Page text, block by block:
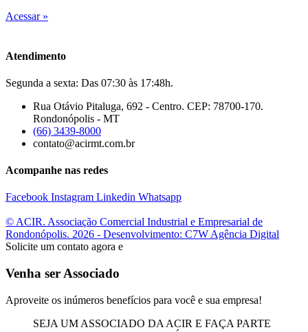
Acessar »
Atendimento
Segunda a sexta: Das 07:30 às 17:48h.
Rua Otávio Pitaluga, 692 - Centro. CEP: 78700-170.
Rondonópolis - MT
(66) 3439-8000
contato@acirmt.com.br
Acompanhe nas redes
Facebook Instagram Linkedin Whatsapp
© ACIR. Associação Comercial Industrial e Empresarial de
Rondonópolis. 2026 - Desenvolvimento: C7W Agência Digital
Solicite um contato agora e
Venha ser Associado
Aproveite os inúmeros benefícios para você e sua empresa!
SEJA UM ASSOCIADO DA ACIR E FAÇA PARTE